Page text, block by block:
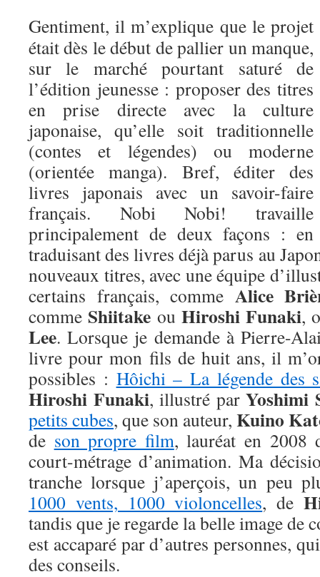
Gentiment, il m’explique que le projet
était dès le début de pallier un manque,
sur le marché pourtant saturé de
l’édition jeunesse : proposer des titres
en prise directe avec la culture
japonaise, qu’elle soit traditionnelle
(contes et légendes) ou moderne
(orientée manga). Bref, éditer des
livres japonais avec un savoir-faire
français. Nobi Nobi! travaille
principalement de deux façons : en
traduisant des livres déjà parus au
nouveaux titres, avec une équipe
certains français, comme Alice
comme Shiitake ou Hiroshi Funaki,
Lee. Lorsque je demande à Pierre-
livre pour mon fils de huit ans, il
possibles : Hôichi – La légende des
Hiroshi Funaki, illustré parYoshimi
petits cubes, que son auteur, Kuino
de son propre film, lauréat en 2008
court-métrage d’animation. Ma
tranche lorsque j’aperçois, un peu
1000 vents, 1000 violoncelles, de
tandis que je regarde la belle image de
est accaparé par d’autres personnes,
des conseils.